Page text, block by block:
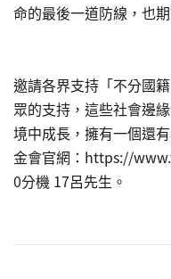
命的最後一道防線，也
邀請各界支持「不分國
眾的支持，這些社會邊
境中成長，擁有一個還
金會官網：https://
0分機 17呂先生。